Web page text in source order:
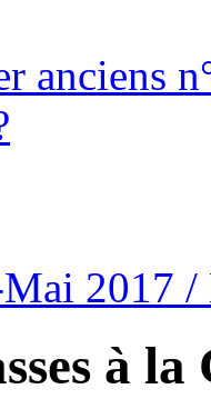
anciens
2017 /
à la